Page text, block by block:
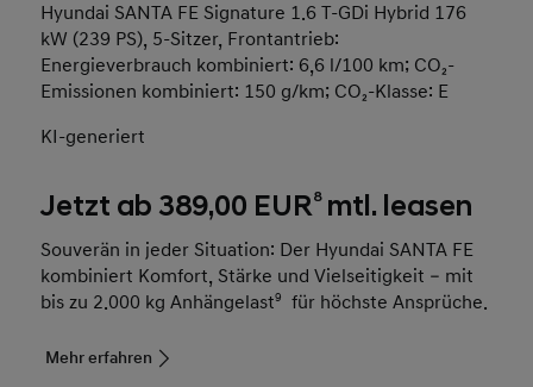
Hyundai SANTA FE Signature 1.6 T-GDi Hybrid 176
kW (239 PS), 5-Sitzer, Frontantrieb:
Energieverbrauch kombiniert: 6,6 l/100 km; CO₂-
Emissionen kombiniert: 150 g/km; CO₂-Klasse: E
KI-generiert
Jetzt ab 389,00 EUR8mtl. leasen
Souverän in jeder Situation: Der Hyundai SANTA FE
kombiniert Komfort, Stärke und Vielseitigkeit – mit
bis zu 2.000 kg Anhängelast9 für höchste Ansprüche.
Mehr erfahren